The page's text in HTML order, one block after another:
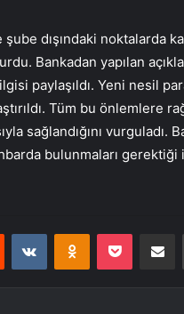
dışındaki noktalarda
Bankadan yapılan
paylaşıldı. Yeni nesil
Tüm bu önlemlere
sağlandığını vurguladı.
bulunmaları gerektiği
Reddit VKontakteOdnoklassniki
Pocket